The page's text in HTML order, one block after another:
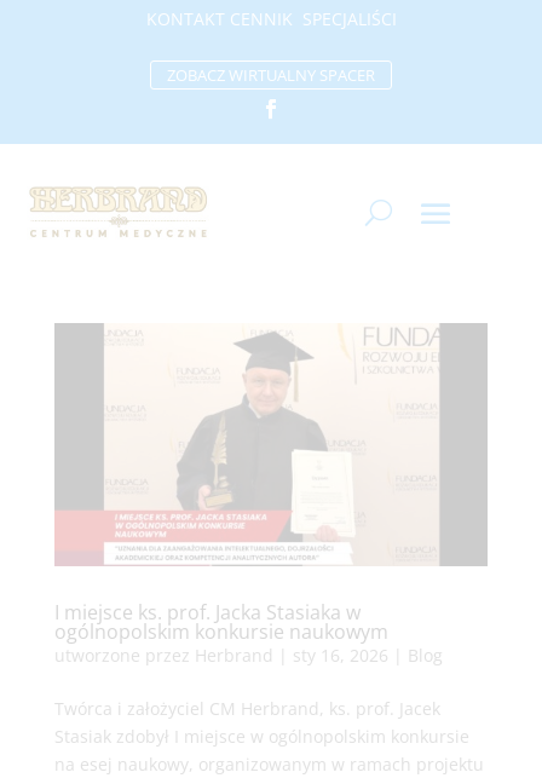
KONTAKTCENNIK SPECJALIŚCI
ZOBACZ WIRTUALNY SPACER
I miejsce ks. prof. Jacka Stasiaka w
ogólnopolskim konkursie naukowym
utworzone przez Herbrand sty 16, 2026 Blog
Twórca i założyciel CM Herbrand, ks. prof. Jacek
Stasiak zdobył I miejsce w ogólnopolskim konkursie
na esej naukowy, organizowanym w ramach projektu